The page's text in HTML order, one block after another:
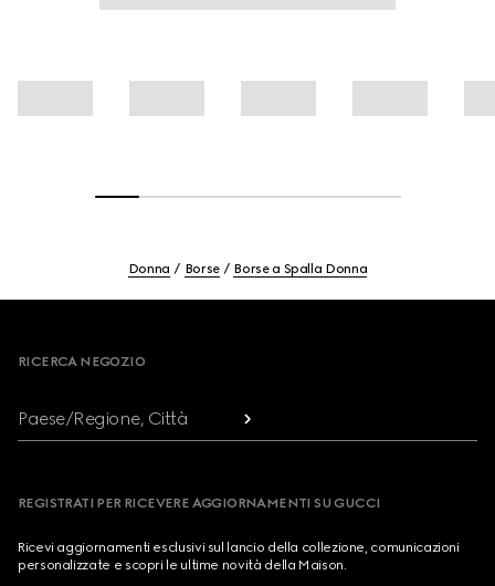
Donna Borse Borse a Spalla Donna
RICERCA NEGOZIO
Paese/Regione, Città
REGISTRATI PER RICEVERE AGGIORNAMENTI SU GUCCI
Ricevi aggiornamenti esclusivi sul lancio della collezione, comunicazioni
personalizzate e scopri le ultime novità della Maison.